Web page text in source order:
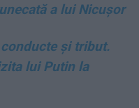
a lui Nicușor
și tribut.
lui Putin la